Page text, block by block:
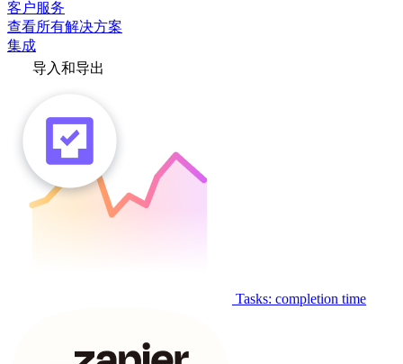
客户服务
查看所有解决方案
集成
导入和导出
Tasks: completion time